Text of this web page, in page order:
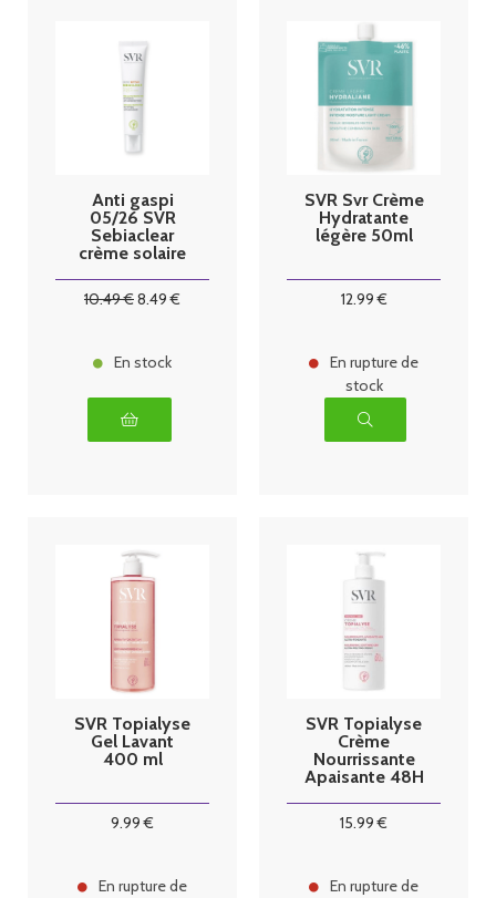
Anti gaspi
05/26 SVR
Sebiaclear
crème solaire
10.49€8.49 €
En stock
SVR Svr Crème
Hydratante
légère 50ml
12.99€
En rupture de
stock
SVR Topialyse
Gel Lavant
400 ml
9.99 €
En rupture de
SVR Topialyse
Crème
Nourrissante
Apaisante 48H
15.99 €
En rupture de